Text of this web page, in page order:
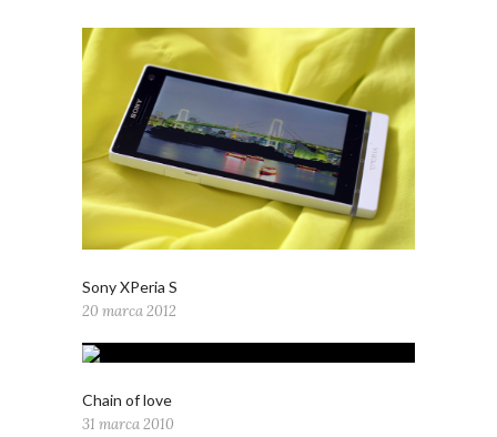
Sony XPeria S
20 marca 2012
Chain of love
31 marca 2010